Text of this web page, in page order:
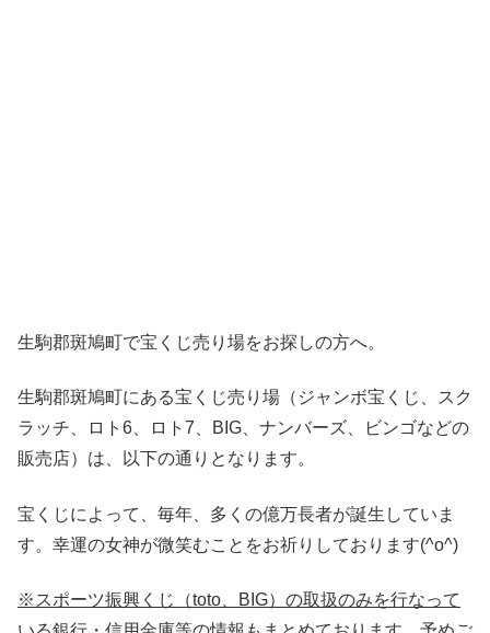
生駒郡斑鳩町で宝くじ売り場をお探しの方へ。
生駒郡斑鳩町にある宝くじ売り場（ジャンボ宝くじ、スク
ラッチ、ロト6、ロト7、BIG、ナンバーズ、ビンゴなどの
販売店）は、以下の通りとなります。
宝くじによって、毎年、多くの億万長者が誕生していま
す。幸運の女神が微笑むことをお祈りしております(^o^)
※スポーツ振興くじ（toto、BIG）の取扱のみを行なって